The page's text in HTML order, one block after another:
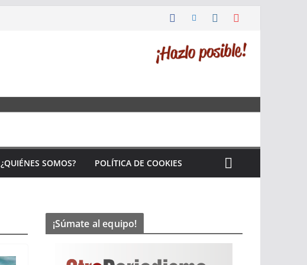
¿QUIÉNES SOMOS? POLÍTICA DE COOKIES
¡Súmate al equipo!